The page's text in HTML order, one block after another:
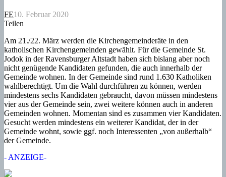
FE10. Februar 2020
Teilen
Am 21./22. März werden die Kirchengemeinderäte in den
katholischen Kirchengemeinden gewählt. Für die Gemeinde St.
Jodok in der Ravensburger Altstadt haben sich bislang aber noch
nicht genügende Kandidaten gefunden, die auch innerhalb der
Gemeinde wohnen. In der Gemeinde sind rund 1.630 Katholiken
wahlberechtigt. Um die Wahl durchführen zu können, werden
mindestens sechs Kandidaten gebraucht, davon müssen mindestens
vier aus der Gemeinde sein, zwei weitere können auch in anderen
Gemeinden wohnen. Momentan sind es zusammen vier Kandidaten.
Gesucht werden mindestens ein weiterer Kandidat, der in der
Gemeinde wohnt, sowie ggf. noch Interessenten „von außerhalb“
der Gemeinde.
- ANZEIGE-